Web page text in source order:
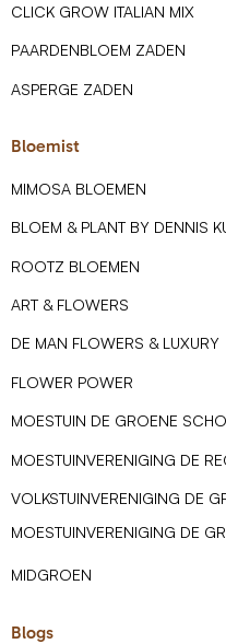
CLICK GROW ITALIAN MIX
PAARDENBLOEM ZADEN
ASPERGE ZADEN
Bloemist
MIMOSA BLOEMEN
BLOEM & PLANT BY DENNIS
ROOTZ BLOEMEN
ART & FLOWERS
DE MAN FLOWERS & LUXURY
FLOWER POWER
MOESTUIN DE GROENE
MOESTUINVERENIGING DE
VOLKSTUINVERENIGING DE
MOESTUINVERENIGING DE
MIDGROEN
Blogs